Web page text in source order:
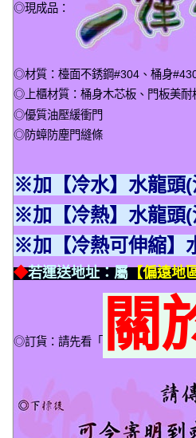
◎現成品：
◎材質：檯面不銹鋼#304、桶身
◎上櫃材質：桶身木芯板、門板美耐
◎優質油壓緩衝門
◎防蟑防塵門縫條
※加【冷水】水龍頭(
※加【冷熱】水龍頭(
※加【冷熱可伸縮】
◆若運送地址：屬【偏遠地
◎訂貨：請先看「 關